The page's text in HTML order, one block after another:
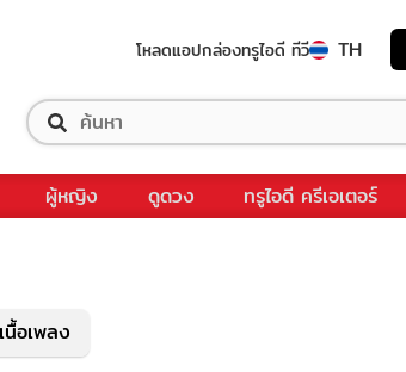
โหลดแอปกล่องทรูไอดี ทีวี TH
ผู้หญิง ดูดวง ทรูไอดี ครีเอเตอร์
เนื้อเพลง